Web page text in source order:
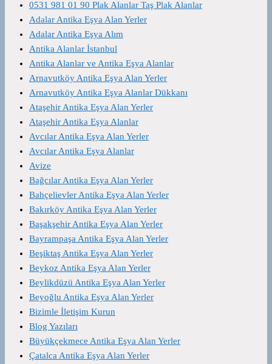
0531 981 01 90 Plak Alanlar Taş Plak Alanlar
Adalar Antika Eşya Alan Yerler
Adalar Antika Eşya Alım
Antika Alanlar İstanbul
Antika Alanlar ve Antika Eşya Alanlar
Arnavutköy Antika Eşya Alan Yerler
Arnavutköy Antika Eşya Alanlar Dükkanı
Ataşehir Antika Eşya Alan Yerler
Ataşehir Antika Eşya Alanlar
Avcılar Antika Eşya Alan Yerler
Avcılar Antika Eşya Alanlar
Avize
Bağcılar Antika Eşya Alan Yerler
Bahçelievler Antika Eşya Alan Yerler
Bakırköy Antika Eşya Alan Yerler
Başakşehir Antika Eşya Alan Yerler
Bayrampaşa Antika Eşya Alan Yerler
Beşiktaş Antika Eşya Alan Yerler
Beykoz Antika Eşya Alan Yerler
Beylikdüzü Antika Eşya Alan Yerler
Beyoğlu Antika Eşya Alan Yerler
Bizimle İletişim Kurun
Blog Yazıları
Büyükçekmece Antika Eşya Alan Yerler
Çatalca Antika Eşya Alan Yerler